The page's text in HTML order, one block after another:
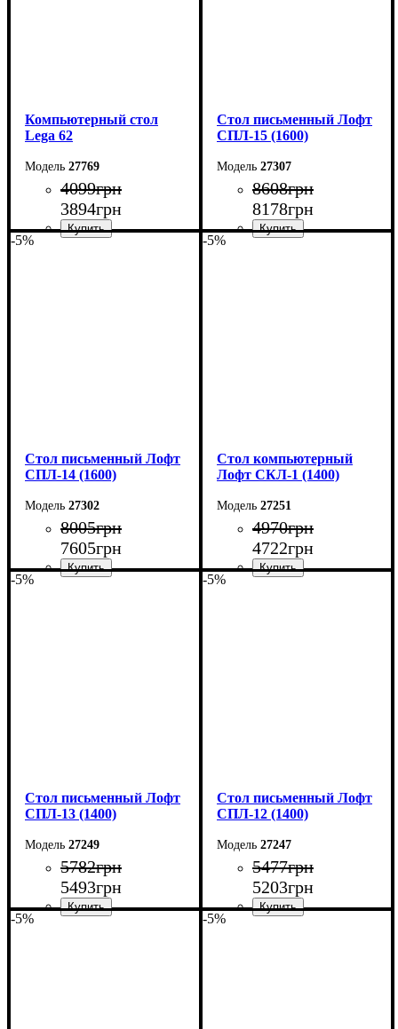
Компьютерный стол
Lega 62
27769
4099грн
3894грн
Стол письменный Лофт
СПЛ-15 (1600)
27307
8608грн
8178грн
-5%
Стол письменный Лофт
СПЛ-14 (1600)
27302
8005грн
7605грн
-5%
Стол компьютерный
Лофт СКЛ-1 (1400)
27251
4970грн
4722грн
-5%
Стол письменный Лофт
СПЛ-13 (1400)
27249
5782грн
5493грн
-5%
Стол письменный Лофт
СПЛ-12 (1400)
27247
5477грн
5203грн
-5% -5%